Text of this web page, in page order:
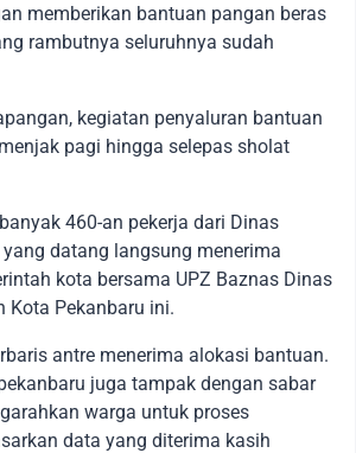
memberikan bantuan pangan beras
rambutnya seluruhnya sudah
kegiatan penyaluran bantuan
pagi hingga selepas sholat
460-an pekerja dari Dinas
datang langsung menerima
kota bersama UPZ Baznas Dinas
Kota Pekanbaru ini.
antre menerima alokasi bantuan.
juga tampak dengan sabar
warga untuk proses
data yang diterima kasih